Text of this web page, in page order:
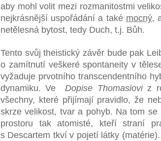
aby mohl volit mezi rozmanitostmi
nejkrásnější uspořádání a také mocný,
netělesná bytost, tedy Duch, t.j. Bůh.
Tento svůj theistický závěr bude pak
o zamítnutí veškeré spontaneity v
vyžaduje prvotního transcendentního
dynamiku. VeDopise Thomasioviz
všechny, které přijímají pravidlo, že
skrze velikost, tvar a pohyb. Na tom
prostoru tak atomisté, kteří straní
s Descartem tkví v pojetí látky